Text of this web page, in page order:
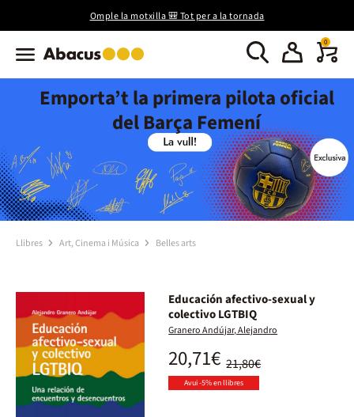
Omple la motxilla 🎒 Tot per a la tornada
0
Emporta’t la primera pilota oficial
del Barça Femení
Llibres Art, Cinema i Música Belles arts
Educación afectivo-sexual y
colectivo LGTBIQ
Granero Andújar, Alejandro
21,80€
20,71€
Avui -5% en llibres